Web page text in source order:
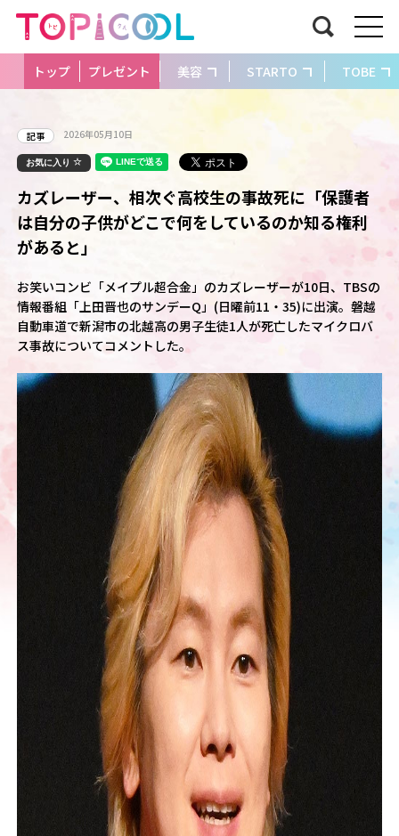
トップ プレゼント 美容 STARTO TOBE
記事 2026年05月10日
お気に入り
カズレーザー、相次ぐ高校生の事故死に「保護者
は自分の子供がどこで何をしているのか知る権利
があると」
お笑いコンビ「メイプル超合金」のカズレーザーが10日、TBSの
情報番組「上田晋也のサンデーQ」(日曜前11・35)に出演。磐越
自動車道で新潟市の北越高の男子生徒1人が死亡したマイクロバ
ス事故についてコメントした。